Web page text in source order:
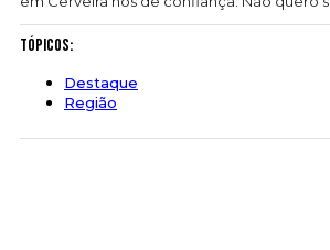
Tópicos:
Destaque
Região